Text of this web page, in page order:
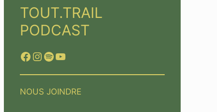
TOUT.TRAIL
PODCAST
Facebook
Instagram
Spotify
YouTube
NOUS JOINDRE